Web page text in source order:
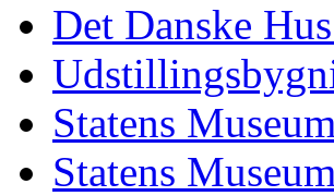
Det Danske
Statens
Statens